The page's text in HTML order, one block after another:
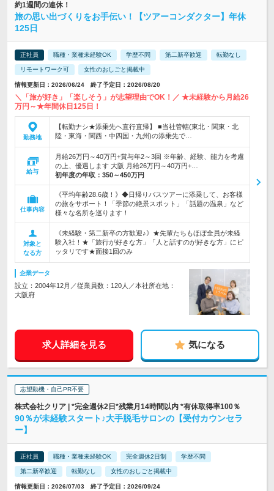
約1週間の連休！
旅の思い出づくりをお手伝い！【ツアーコンダクター】年休
125日
正社員 職種・業種未経験OK 学歴不問 第二新卒歓迎 転勤なし
リモートワーク可 女性のおしごと掲載中
情報更新日：2026/06/24 終了予定日：2026/08/20
＼「旅が好き」「楽しそう」が志望理由でOK！／ ★未経験から月給26
万円～★年間休日125日！
勤務地
【転勤ナシ★添乗先へ直行直帰】 ■当社管轄(東北・関東・北
陸・東海・関西・中四国・九州)の添乗先で…
給与
月給26万円～40万円+賞与年2～3回 ※年齢、経験、能力を考慮
の上、優遇します 大阪 月給26万円～40万円+…
初年度の年収： 350～450万円
仕事内容
《平均年齢28.6歳！》◆日帰りバスツアーに添乗して、お客様
の旅をサポート！「季節の絶景スポット」「話題の温泉」など
様々な名所を巡ります！
対象と
なる方
《未経験・第二新卒の方歓迎♪》★先輩たちもほぼ全員が未経
験入社！★「旅行が好きな方」「人と話すのが好きな方」にピ
ッタリです★面接1回のみ
企業データ
設立：2004年12月／従業員数：120人／本社所在地：
大阪府
求人詳細を見る 気になる
志望動機・自己PR不要
株式会社クリア | *完全週休2日*残業月14時間以内 *有休取得率100％
90％が未経験スタート♪大手脱毛サロンの【受付カウンセラ
ー】
正社員 職種・業種未経験OK 完全週休2日制 学歴不問
第二新卒歓迎 転勤なし 女性のおしごと掲載中
情報更新日：2026/07/03 終了予定日：2026/09/24